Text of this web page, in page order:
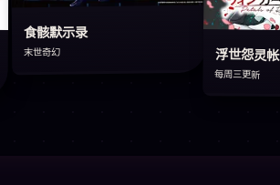
食骸默示录
末世奇幻 浮世怨灵帐
每周三更新